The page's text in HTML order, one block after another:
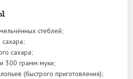
стеблей;
сахара;
сахара;
300 грамм муки;
(быстрого приготовления);